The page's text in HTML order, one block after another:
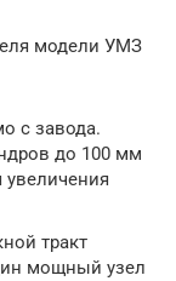
модели УМЗ
с завода.
до 100 мм
тракт
мощный узел